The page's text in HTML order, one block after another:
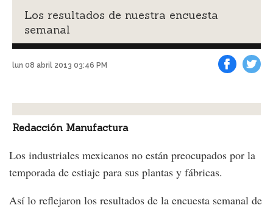
Los resultados de nuestra encuesta
semanal
lun 08 abril 2013 03:46 PM
Redacción Manufactura
Los industriales mexicanos no están preocupados por la
temporada de estiaje para sus plantas y fábricas.
Así lo reflejaron los resultados de la encuesta semanal de